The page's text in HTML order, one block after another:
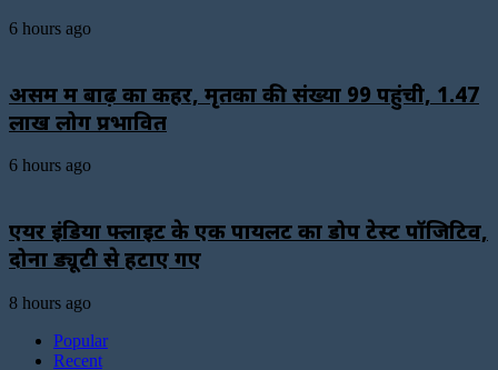
6 hours ago
असम में बाढ़ का कहर, मृतकों की संख्या 99 पहुंची, 1.47
लाख लोग प्रभावित
6 hours ago
एयर इंडिया फ्लाइट के एक पायलट का डोप टेस्ट पॉजिटिव,
दोनों ड्यूटी से हटाए गए
8 hours ago
Popular
Recent